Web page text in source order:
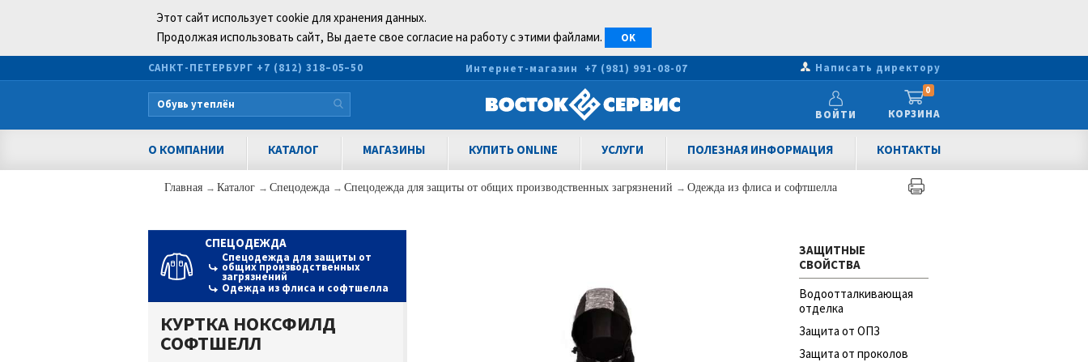
Этот сайт использует cookie для хранения данных.
Продолжая использовать сайт, Вы даете свое согласие на работу с этими файлами.
OK
САНКТ-ПЕТЕРБУРГ +7 (812) 318–05–50 Интернет-магазин +7 (981) 991-08-07 Написать директору
ВОЙТИ КОРЗИНА
0
О КОМПАНИИ КАТАЛОГ МАГАЗИНЫ КУПИТЬ ONLINE УСЛУГИ ПОЛЕЗНАЯ ИНФОРМАЦИЯ КОНТАКТЫ
Главная → Каталог → Спецодежда → Спецодежда для защиты от общих производственных загрязнений → Одежда из флиса и софтшелла
ЗАЩИТНЫЕ
СВОЙСТВА
Водоотталкивающая
отделка
Защита от ОПЗ
Защита от проколов
СПЕЦОДЕЖДА
Спецодежда для защиты от
общих производственных
загрязнений
Одежда из флиса и софтшелла
КУРТКА НОКСФИЛД
СОФТШЕЛЛ